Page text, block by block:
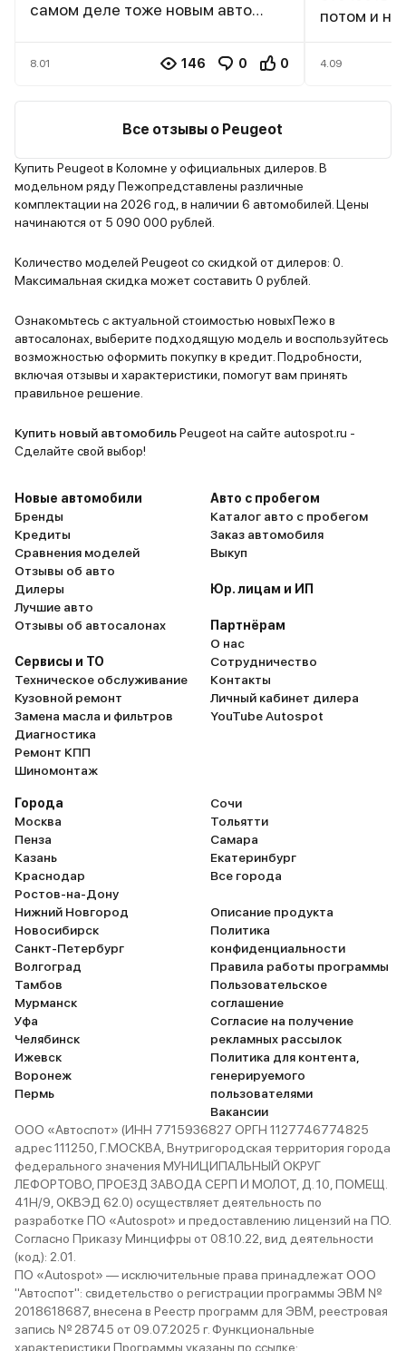
самом деле тоже новым авто
особенному и управляется. и
сиденья у него после корейца
более удобные. Вообще по
уровне немцев и уступает,
пожалуй, только по обилию
мощных моторов. Но я никогда и
не стремился гонять, как
говорится, тише едешь - дальше
размеренную езду 4008 ещё и
небольшим расходом благодарит.
Коробка надёжная, тут стоит
японский айсин, ещё и хорошо
отлаженный. Салон удобный,
тихий, светлый, порадовала
работа климата, на котором
крутить не нужно. По
как-то не сильно зажимают с
гарантией, условия прозрачные,
честные. Пока наслаждаюсь, но
вскоре смогу и позволить чего-то
алкогольного в поездках,
передам эстафету жене, а то чего
я всегда за рулём. Хотя за рулём
4008 хочется ездить, есть
своеобразная удовлетворенность
8.01 146 0 0
потом и
не моё.
не понял,
приятная
кнопкам.
и как бы
тесте
Peugeot
машина
на
после
косяков в
нет
кнопок.
запихали
пускай и
даже на
городских
5008 это
В чём-то
наоборот,
машине
4.09
Все отзывы о Peugeot
Купить Peugeot в Коломне у официальных дилеров. В
модельном ряду Пежопредставлены различные
комплектации на 2026 год, в наличии 6 автомобилей. Цены
начинаются от 5 090 000 рублей.
Количество моделей Peugeot со скидкой от дилеров: 0.
Максимальная скидка может составить 0 рублей.
Ознакомьтесь с актуальной стоимостью новыхПежо в
автосалонах, выберите подходящую модель и воспользуйтесь
возможностью оформить покупку в кредит. Подробности,
включая отзывы и характеристики, помогут вам принять
правильное решение.
Купить новый автомобильPeugeot на сайте autospot.ru -
Сделайте свой выбор!
Новые автомобили
Бренды
Кредиты
Сравнения моделей
Отзывы об авто
Дилеры
Лучшие авто
Отзывы об автосалонах
Сервисы и ТО
Техническое обслуживание
Кузовной ремонт
Замена масла и фильтров
Диагностика
Ремонт КПП
Шиномонтаж
Авто с пробегом
Каталог авто с пробегом
Заказ автомобиля
Выкуп
Юр. лицам и ИП
Партнёрам
О нас
Сотрудничество
Контакты
Личный кабинет дилера
YouTube Autospot
Города
Москва
Пенза
Казань
Краснодар
Ростов-на-Дону
Нижний Новгород
Новосибирск
Санкт-Петербург
Волгоград
Тамбов
Мурманск
Уфа
Челябинск
Ижевск
Воронеж
Пермь
Сочи
Тольятти
Самара
Екатеринбург
Все города
Описание продукта
Политика
конфиденциальности
Правила работы программы
Пользовательское
соглашение
Согласие на получение
рекламных рассылок
Политика для контента,
генерируемого
пользователями
Вакансии
ООО «Автоспот» (ИНН 7715936827 ОРГН 1127746774825
адрес 111250, Г.МОСКВА, Внутригородская территория города
федерального значения МУНИЦИПАЛЬНЫЙ ОКРУГ
ЛЕФОРТОВО, ПРОЕЗД ЗАВОДА СЕРП И МОЛОТ, Д. 10, ПОМЕЩ.
41Н/9, ОКВЭД 62.0) осуществляет деятельность по
разработке ПО «Autospot» и предоставлению лицензий на ПО.
Согласно Приказу Минцифры от 08.10.22, вид деятельности
(код): 2.01.
ПО «Autospot» — исключительные права принадлежат ООО
"Автоспот": свидетельство о регистрации программы ЭВМ №
2018618687, внесена в Реестр программ для ЭВМ, реестровая
запись № 28745 от 09.07.2025 г. Функциональные
характеристики Программы указаны по ссылке: